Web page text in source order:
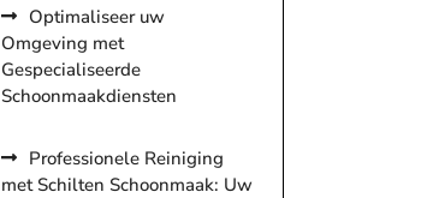
Optimaliseer uw
Omgeving met
Gespecialiseerde
Schoonmaakdiensten
Professionele Reiniging
met Schilten Schoonmaak: Uw